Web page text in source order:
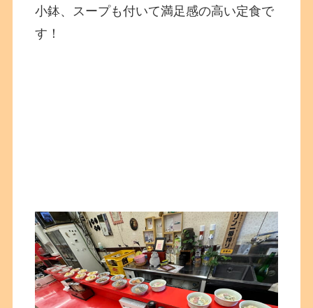
小鉢、スープも付いて満足感の高い定食で
す！